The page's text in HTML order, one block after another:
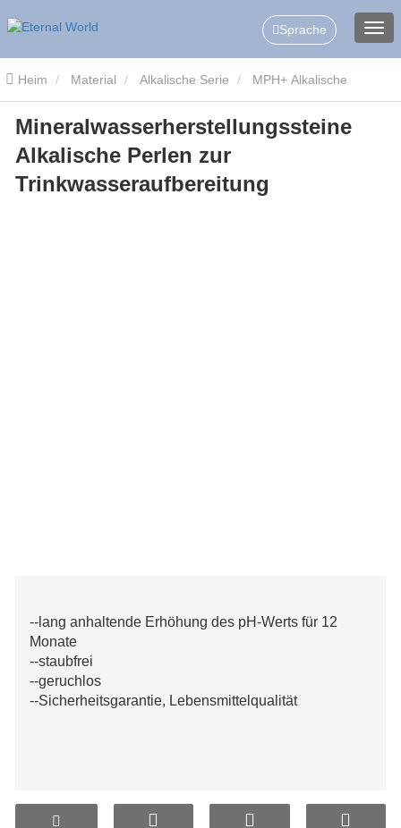
Sprache
Heim Material Alkalische Serie MPH+ Alkalische
Keramikkugeln Mineralwasserherstellungssteine ​​Alkalische
Perlen zur Trinkwasseraufbereitung
Mineralwasserherstellungssteine ​​
Alkalische Perlen zur
Trinkwasseraufbereitung
--lang anhaltende Erhöhung des pH-Werts für 12
Monate
--staubfrei
--geruchlos
--Sicherheitsgarantie, Lebensmittelqualität